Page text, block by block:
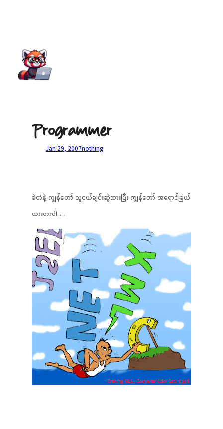
Programmer
Jan 29, 2007nothing
ခဲတံနဲ့ ကျွန်တော် သူငယ်ချင်းဆွဲထားပြီး ကျွန်တော် အရောင်ခြယ်
ထားတာပါ….